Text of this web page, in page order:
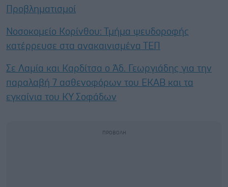
Προβληματισμοί
Νοσοκομείο Κορίνθου: Τμήμα ψευδοροφής
κατέρρευσε στα ανακαινισμένα ΤΕΠ
Σε Λαμία και Καρδίτσα ο Άδ. Γεωργιάδης για την
παραλαβή 7 ασθενοφόρων του ΕΚΑΒ και τα
εγκαίνια του ΚΥ Σοφάδων